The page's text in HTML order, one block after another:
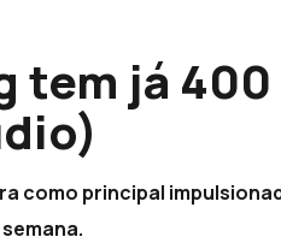
tem já 400
como principal